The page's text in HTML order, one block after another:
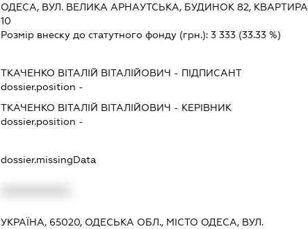
ОДЕСА, ВУЛ. ВЕЛИКА АРНАУТСЬКА, БУДИНОК 82, КВАРТИРА
10
Розмір внеску до статутного фонду (грн.): 3 333(33.33 %)
ТКАЧЕНКО ВІТАЛІЙ ВІТАЛІЙОВИЧ - ПІДПИСАНТ
dossier.position -
ТКАЧЕНКО ВІТАЛІЙ ВІТАЛІЙОВИЧ - КЕРІВНИК
dossier.position -
dossier.missingData
УКРАЇНА, 65020, ОДЕСЬКА ОБЛ., МІСТО ОДЕСА, ВУЛ.